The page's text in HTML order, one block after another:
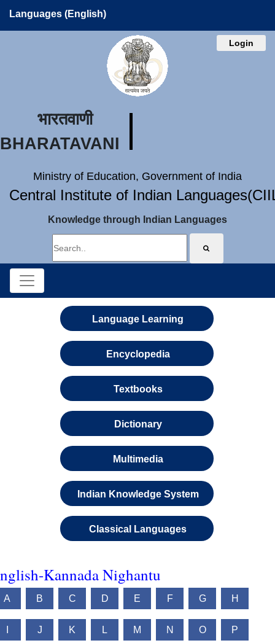
Languages (English)
Login
भारतवाणी
BHARATAVANI
Ministry of Education, Government of India
Central Institute of Indian
Knowledge through Indian Languages
Language Learning
Encyclopedia
Textbooks
Dictionary
Multimedia
Indian Knowledge System
Classical Languages
Kannada Nighantu
A B C D E F G H
J K L M N O P